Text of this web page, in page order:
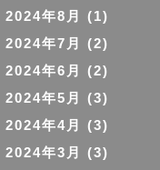
2024年8月
(1)
2024年7月
(2)
2024年6月
(2)
2024年5月
(3)
2024年4月
(3)
2024年3月
(3)